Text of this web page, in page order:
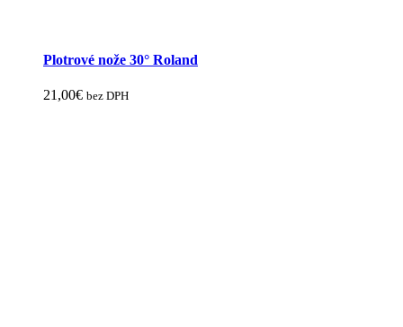
Plotrové nože 30° Roland
21,00€ bez DPH